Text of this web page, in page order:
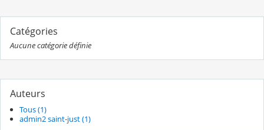
Catégories
Aucune catégorie définie
Auteurs
Tous (1)
admin2 saint-just (1)